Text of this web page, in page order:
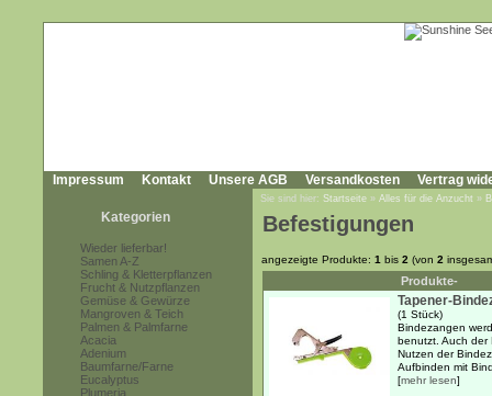
Impressum Kontakt Unsere AGB Versandkosten Vertrag
Kategorien
Wieder lieferbar!
Samen A-Z
Schling & Kletterpflanzen
Frucht & Nutzpflanzen
Gemüse & Gewürze
Mangroven & Teich
Palmen & Palmfarne
Acacia
Adenium
Baumfarne/Farne
Eucalyptus
Plumeria
Sie sind hier: Startseite » Alles für die Anzucht »
Befestigungen
angezeigte Produkte: 1 bis 2 (von 2
Produkte-
Tapener-
(1 Stück)
Bindezangen
benutzt. Auch der
Nutzen der
Aufbinden mit
[mehr lesen]